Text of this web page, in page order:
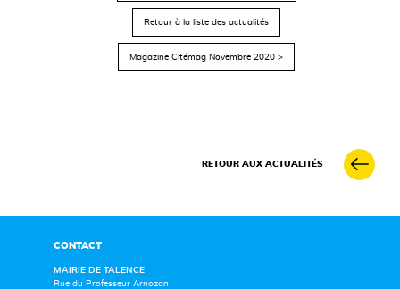
Retour à la liste des actualités
Magazine Citémag Novembre 2020 >
RETOUR AUX ACTUALITÉS
CONTACT
MAIRIE DE TALENCE
Rue du Professeur Arnozan